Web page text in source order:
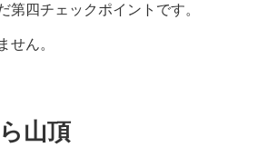
第四チェックポイントです。
せん。
から山頂